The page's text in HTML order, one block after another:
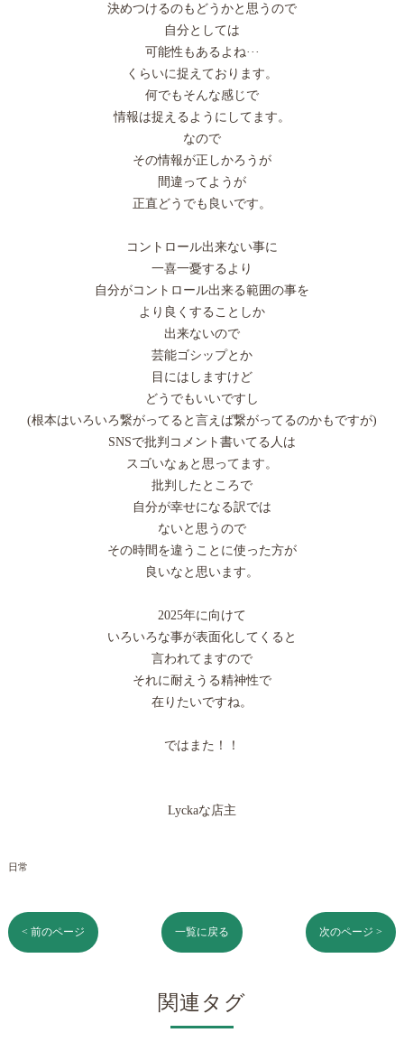
決めつけるのもどうかと思うので
自分としては
可能性もあるよね···
くらいに捉えております。
何でもそんな感じで
情報は捉えるようにしてます。
なので
その情報が正しかろうが
間違ってようが
正直どうでも良いです。
コントロール出来ない事に
一喜一憂するより
自分がコントロール出来る範囲の事を
より良くすることしか
出来ないので
芸能ゴシップとか
目にはしますけど
どうでもいいですし
(根本はいろいろ繋がってると言えば繋がってるのかもですが)
SNSで批判コメント書いてる人は
スゴいなぁと思ってます。
批判したところで
自分が幸せになる訳では
ないと思うので
その時間を違うことに使った方が
良いなと思います。
2025年に向けて
いろいろな事が表面化してくると
言われてますので
それに耐えうる精神性で
在りたいですね。
ではまた！！
Lyckaな店主
日常
< 前のページ 一覧に戻る 次のページ >
関連タグ